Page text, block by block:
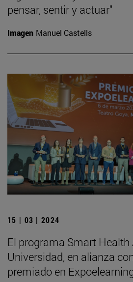
pensar, sentir y actuar"
Imagen Manuel Castells
15 | 03 | 2024
El programa Smart Health
Universidad, en alianza
premiado en